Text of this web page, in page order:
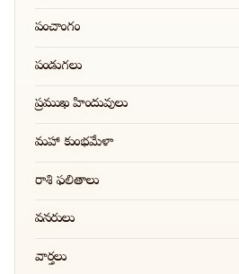
పంచాంగం
పండుగలు
ప్రముఖ హిందువులు
మహా కుంభమేళా
రాశి ఫలితాలు
వనరులు
వార్తలు